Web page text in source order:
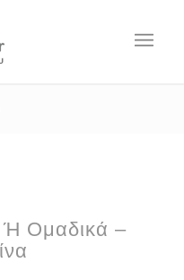
Ή Ομαδικά –